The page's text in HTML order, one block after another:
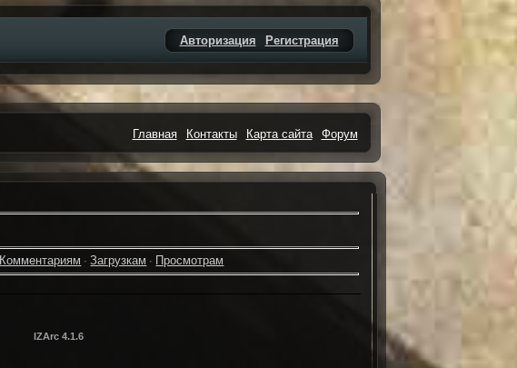
Регистрация
Авторизация
Главная Контакты Карта сайта Форум
Комментариям ·Загрузкам · Просмотрам
IZArc 4.1.6